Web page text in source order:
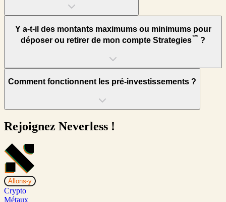
Y a-t-il des montants maximums ou minimums pour
déposer ou retirer de mon compte Strategies™ ?
Comment fonctionnent les pré-investissements ?
Rejoignez Neverless !
Allons-y
Crypto
Métaux